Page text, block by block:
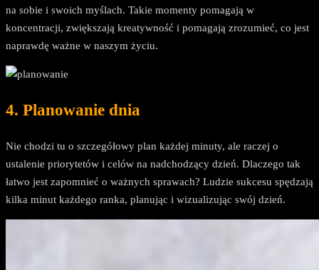
na sobie i swoich myślach. Takie momenty pomagają w
koncentracji, zwiększają kreatywność i pomagają zrozumieć, co jest
naprawdę ważne w naszym życiu.
4. Planowanie dnia
Nie chodzi tu o szczegółowy plan każdej minuty, ale raczej o
ustalenie priorytetów i celów na nadchodzący dzień. Dlaczego tak
łatwo jest zapomnieć o ważnych sprawach? Ludzie sukcesu spędzają
kilka minut każdego ranka, planując i wizualizując swój dzień.